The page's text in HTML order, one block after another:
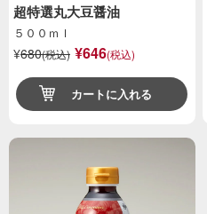
超特選丸大豆醤油
５００ｍｌ
¥680(税込) ¥646(税込)
カートに入れる